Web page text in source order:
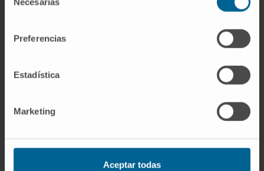
Preferencias
Estadística
Marketing
Aceptar todas
vinculación con la exposición al tabaco. Según los
participantes, el cáncer de pulmón sigue siendo
En este contexto, Cristina Goñi, psico-oncóloga de
Navarra, recordó que “desde la asociación
pacientes y con sus familias para acompañarlos
en este proceso, les ofrecemos atención